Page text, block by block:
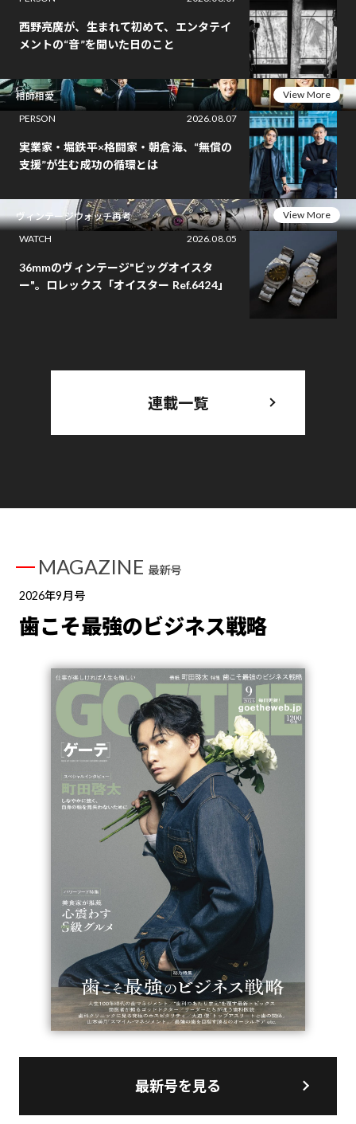
西野亮廣が、生まれて初めて、エンタテイ
メントの“音”を聞いた日のこと
相師相愛
View More
PERSON
2026.08.07
実業家・堀鉄平×格闘家・朝倉海、“無償の
支援”が生む成功の循環とは
ヴィンテージウォッチ再考
View More
WATCH
2026.08.05
36mmのヴィンテージ"ビッグオイスタ
ー"。ロレックス「オイスター Ref.6424」
連載一覧
MAGAZINE 最新号
2026年9月号
歯こそ最強のビジネス戦略
最新号を見る